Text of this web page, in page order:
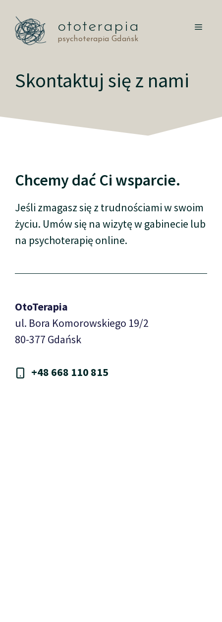
treści
ototerapia
psychoterapia Gdańsk
Skontaktuj się z nami
Chcemy dać Ci wsparcie.
Jeśli zmagasz się z trudnościami w swoim
życiu. Umów się na wizytę w gabinecie lub
na psychoterapię online.
OtoTerapia
ul. Bora Komorowskiego 19/2
80-377 Gdańsk
+48 668 110 815